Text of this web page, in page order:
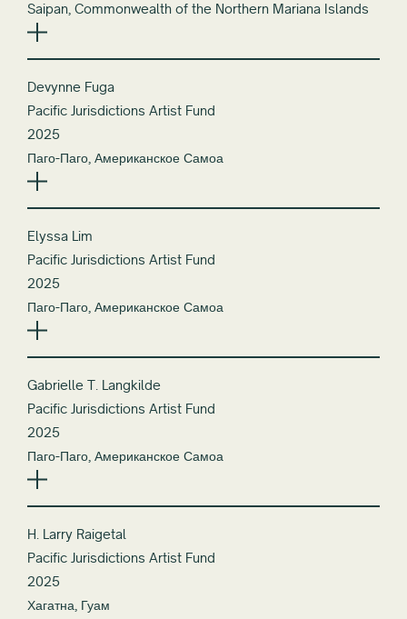
Saipan, Commonwealth of the Northern Mariana Islands
Devynne Fuga
Pacific Jurisdictions Artist Fund
2025
Паго-Паго, Американское Самоа
Elyssa Lim
Pacific Jurisdictions Artist Fund
2025
Паго-Паго, Американское Самоа
Gabrielle T. Langkilde
Pacific Jurisdictions Artist Fund
2025
Паго-Паго, Американское Самоа
H. Larry Raigetal
Pacific Jurisdictions Artist Fund
2025
Хагатна, Гуам